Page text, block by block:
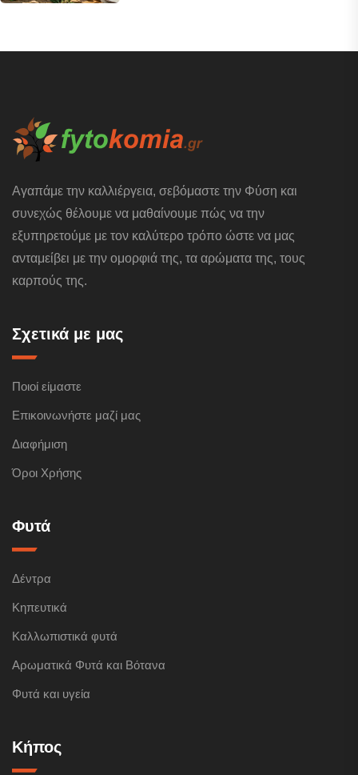
Αγαπάμε την καλλιέργεια, σεβόμαστε την Φύση και
συνεχώς θέλουμε να μαθαίνουμε πώς να την
εξυπηρετούμε με τον καλύτερο τρόπο ώστε να μας
ανταμείβει με την ομορφιά της, τα αρώματα της, τους
καρπούς της.
Σχετικά με μας
Ποιοί είμαστε
Επικοινωνήστε μαζί μας
Διαφήμιση
Όροι Χρήσης
Φυτά
Δέντρα
Κηπευτικά
Καλλωπιστικά φυτά
Αρωματικά Φυτά και Βότανα
Φυτά και υγεία
Κήπος